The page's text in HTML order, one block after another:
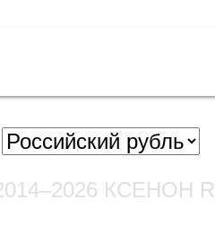
КСЕНОН